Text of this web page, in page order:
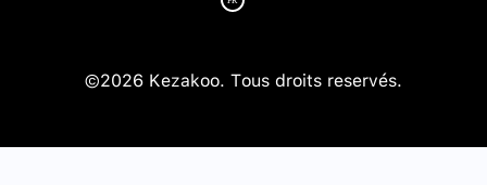
©2026 Kezakoo. Tous droits reservés.